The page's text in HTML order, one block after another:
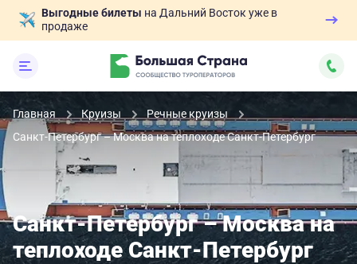
Выгодные билеты на Дальний Восток уже в
продаже
Главная Круизы
Речные круизы
Санкт-Петербург – Москва на теплоходе Санкт-Петербург
Санкт-Петербург – Москва на
теплоходе Санкт-Петербург